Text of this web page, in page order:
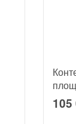
105